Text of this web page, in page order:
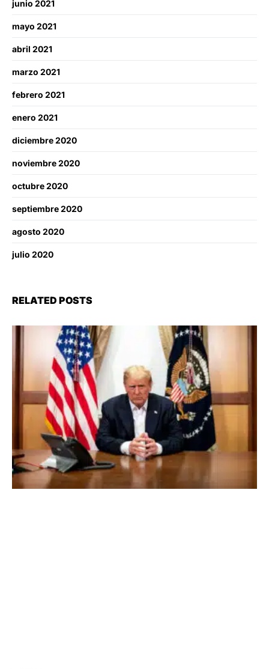
junio 2021
mayo 2021
abril 2021
marzo 2021
febrero 2021
enero 2021
diciembre 2020
noviembre 2020
octubre 2020
septiembre 2020
agosto 2020
julio 2020
RELATED POSTS